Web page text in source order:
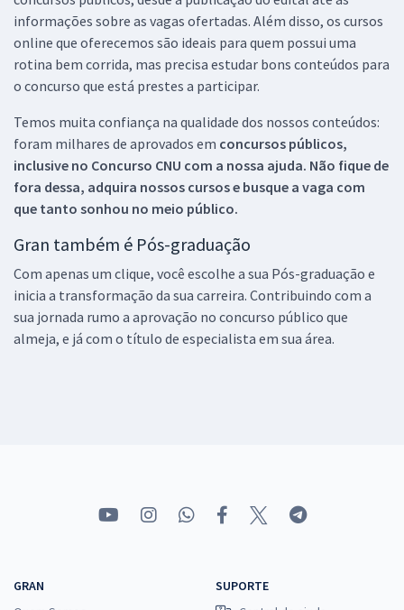
informações sobre as vagas ofertadas. Além disso, os cursos
online que oferecemos são ideais para quem possui uma
rotina bem corrida, mas precisa estudar bons conteúdos para
o concurso que está prestes a participar.
Temos muita confiança na qualidade dos nossos conteúdos:
foram milhares de aprovados em concursos públicos,
inclusive no Concurso CNU com a nossa ajuda. Não fique de
fora dessa, adquira nossos cursos e busque a vaga com
que tanto sonhou no meio público.
Gran também é Pós-graduação
Com apenas um clique, você escolhe a sua Pós-graduação e
inicia a transformação da sua carreira. Contribuindo com a
sua jornada rumo a aprovação no concurso público que
almeja, e já com o título de especialista em sua área.
GRAN
SUPORTE